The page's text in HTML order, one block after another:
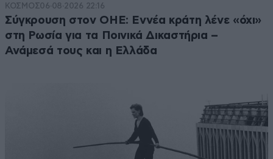
ΚΟΣΜΟΣ06·08·2026 22:16
Σύγκρουση στον ΟΗΕ: Εννέα κράτη λένε «όχι»
στη Ρωσία για τα Ποινικά Δικαστήρια –
Ανάμεσά τους και η Ελλάδα